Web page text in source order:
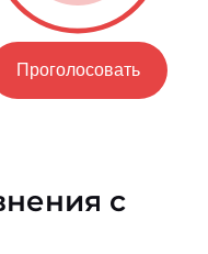
Проголосовать
с